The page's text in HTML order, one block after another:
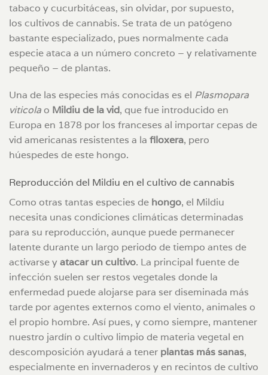
tabaco y cucurbitáceas, sin olvidar, por supuesto,
los cultivos de cannabis. Se trata de un patógeno
bastante especializado, pues normalmente cada
especie ataca a un número concreto – y relativamente
pequeño – de plantas.
Una de las especies más conocidas es el Plasmopara
viticolao Mildiu de la vid, que fue introducido en
Europa en 1878 por los franceses al importar cepas de
vid americanas resistentes a la filoxera, pero
húespedes de este hongo.
Reproducción del Mildiu en el cultivo de cannabis
Como otras tantas especies de hongo, el Mildiu
necesita unas condiciones climáticas determinadas
para su reproducción, aunque puede permanecer
latente durante un largo periodo de tiempo antes de
activarse yatacar un cultivo. La principal fuente de
infección suelen ser restos vegetales donde la
enfermedad puede alojarse para ser diseminada más
tarde por agentes externos como el viento, animales o
el propio hombre. Así pues, y como siempre, mantener
nuestro jardín o cultivo limpio de materia vegetal en
descomposición ayudará a tener plantas más sanas,
especialmente en invernaderos y en recintos de cultivo